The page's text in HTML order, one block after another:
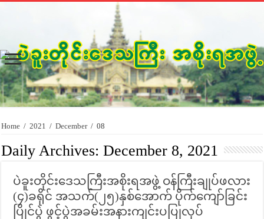
Home / 2021 / December / 08
Daily Archives:December 8, 2021
ပဲခူးတိုင်းဒေသကြီးအစိုးရအဖွဲ့ ဝန်ကြီးချုပ်ဖလား
(၄)ခရိုင် အသက်(၂၅)နှစ်အောက် ပိုက်ကျော်ခြင်း
ပြိုင်ပွဲ ဖွင့်ပွဲအခမ်းအနားကျင်းပပြုလုပ်